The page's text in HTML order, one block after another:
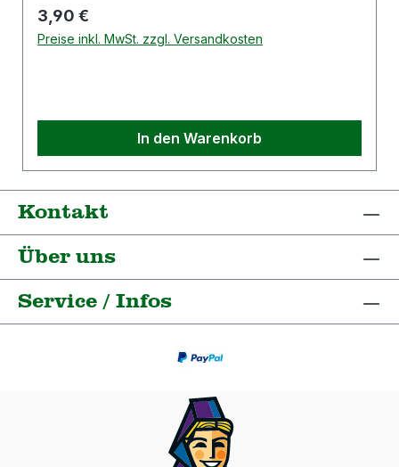
Titanfarben veredelt Rückseite mit kurzem
Pinstift und Flügelklemmsicherung
Regulärer Preis:
3,90 €
Preise inkl. MwSt. zzgl. Versandkosten
In den Warenkorb
Kontakt
Über uns
Service / Infos